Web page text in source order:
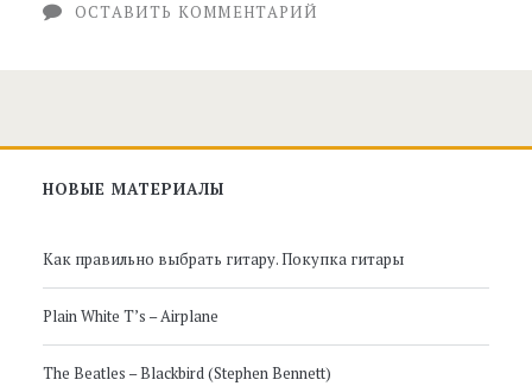
ОСТАВИТЬ КОММЕНТАРИЙ
Главная
панель
НОВЫЕ МАТЕРИАЛЫ
Как правильно выбрать гитару. Покупка гитары
Plain White T’s – Airplane
The Beatles – Blackbird (Stephen Bennett)